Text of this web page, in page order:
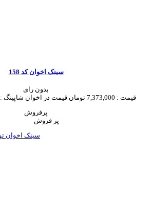
سینک اخوان کد 158
بدون رای
قیمت : 7,373,000 تومان قیمت در اخوان شاپینگ :
پرفروش